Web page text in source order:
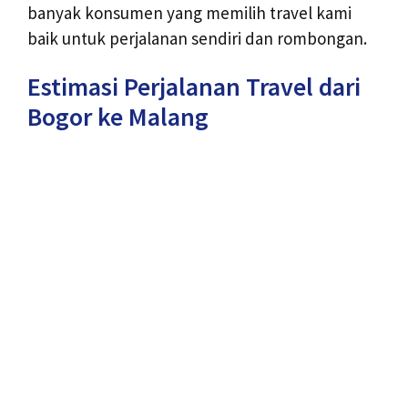
banyak konsumen yang memilih travel kami
baik untuk perjalanan sendiri dan rombongan.
Estimasi Perjalanan Travel dari
Bogor ke Malang